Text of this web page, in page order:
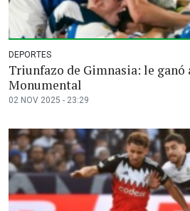
DEPORTES
Triunfazo de Gimnasia: le ganó
Monumental
02 NOV 2025 - 23:29